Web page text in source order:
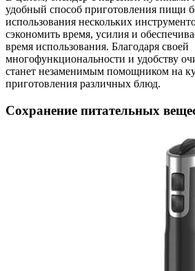
удобный способ приготовления пищи
использования нескольких
сэкономить время, усилия и
время использования. Благодаря своей
многофункциональности и удобству
станет незаменимым помощником на
приготовления различных блюд.
Сохранение питательных